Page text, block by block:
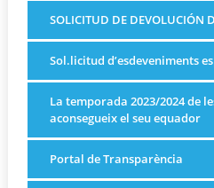
SOLICITUD DE DEVOLUCIÓN
Sol.licitud d’esdeveniments
La temporada 2023/2024 de
aconsegueix el seu equador
Portal de Transparència